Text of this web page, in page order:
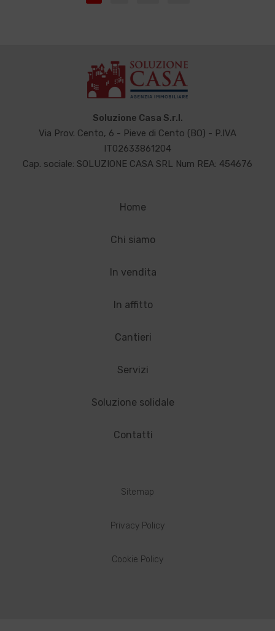
Soluzione Casa S.r.l.
Via Prov. Cento, 6 - Pieve di Cento (BO) - P.IVA
IT02633861204
Cap. sociale: SOLUZIONE CASA SRL Num REA: 454676
Home
Chi siamo
In vendita
In affitto
Cantieri
Servizi
Soluzione solidale
Contatti
Sitemap
Privacy Policy
Cookie Policy